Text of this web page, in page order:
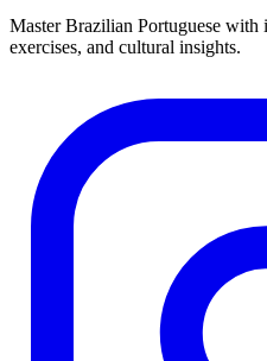
Master Brazilian Portuguese with
exercises, and cultural insights.